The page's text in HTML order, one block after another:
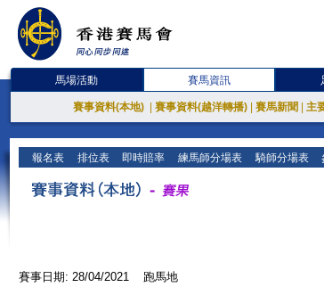
馬場活動 賽馬資訊
賽事資料(本地) 賽事資料(越洋轉播) 賽馬新聞 主
報名表 排位表 即時賠率 練馬師分場表 騎師分場表
賽事日期: 28/04/2021 跑馬地